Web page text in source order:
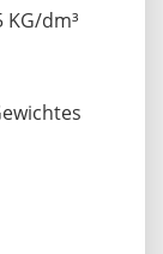
KG/dm³